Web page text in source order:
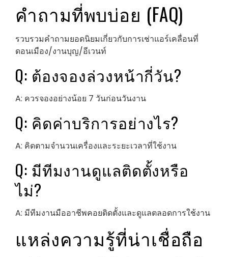
คำถามที่พบบ่อย (FAQ)
รวบรวมคำถามยอดนิยมเกี่ยวกับการเช่าแอร์เคลื่อนที่
ดอนเมือง/งานบุญ/อีเวนท์
Q: ต้องจองล่วงหน้ากี่วัน?
A: ควรจองอย่างน้อย 7 วันก่อนวันงาน
Q: คิดค่าบริการอย่างไร?
A: คิดตามจำนวนเครื่องและระยะเวลาที่ใช้งาน
Q: มีทีมงานดูแลติดตั้งหรือ
ไม่?
A: มีทีมงานมืออาชีพคอยติดตั้งและดูแลตลอดการใช้งาน
แหล่งความรู้ที่น่าเชื่อถือ